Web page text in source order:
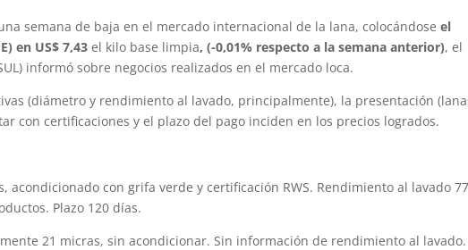
semana de baja en el mercado internacional de la lana, colocándoseel
en US$ 7,43 el kilo base limpia, (-0,01% respecto a la semana anterior), el
informó sobre negocios realizados en el mercado loca.
(diámetro y rendimiento al lavado, principalmente), la presentación
con certificaciones y el plazo del pago inciden en los precios logrados.
acondicionado con grifa verde y certificación RWS. Rendimiento al lavado
Plazo 120 días.
21 micras, sin acondicionar. Sin información de rendimiento al lavado.